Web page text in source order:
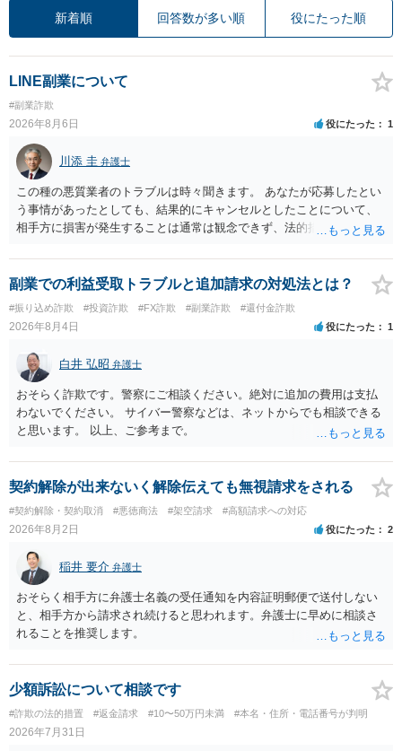
新着順 回答数が多い順 役にたった順
LINE副業について
#副業詐欺
2026年8月6日 役にたった 1
川添 圭 弁護士
この種の悪質業者のトラブルは時々聞きます。 あなたが応募したとい
う事情があったとしても、結果的にキャンセルとしたことについて、
相手方に損害が発生することは通常は観念できず、法的措置を採って
ず、最寄りの消費生活センターへ相談し、連絡を無視してよいかどう
かのアドバイスを受けられることをお勧めします。しつこいようであ
れば、弁護士へ依頼して警告してもらうことも必要になるかもしれま
せん。
副業での利益受取トラブルと追加請求の対処法とは？
#振り込め詐欺 #投資詐欺 #FX詐欺 #副業詐欺 #還付金詐欺
2026年8月4日 役にたった 1
白井 弘昭 弁護士
おそらく詐欺です。警察にご相談ください。絶対に追加の費用は支払
わないでください。 サイバー警察などは、ネットからでも相談できる
と思います。 以上、ご参考まで。
契約解除が出来ないく解除伝えても無視請求をされる
#契約解除・契約取消 #悪徳商法 #架空請求 #高額請求への対応
2026年8月2日 役にたった 2
稲井 要介 弁護士
おそらく相手方に弁護士名義の受任通知を内容証明郵便で送付しない
と、相手方から請求され続けると思われます。弁護士に早めに相談さ
れることを推奨します。
少額訴訟について相談です
#詐欺の法的措置 #返金請求 #10〜50万円未満 #本名・住所・電話番号が判明
2026年7月31日